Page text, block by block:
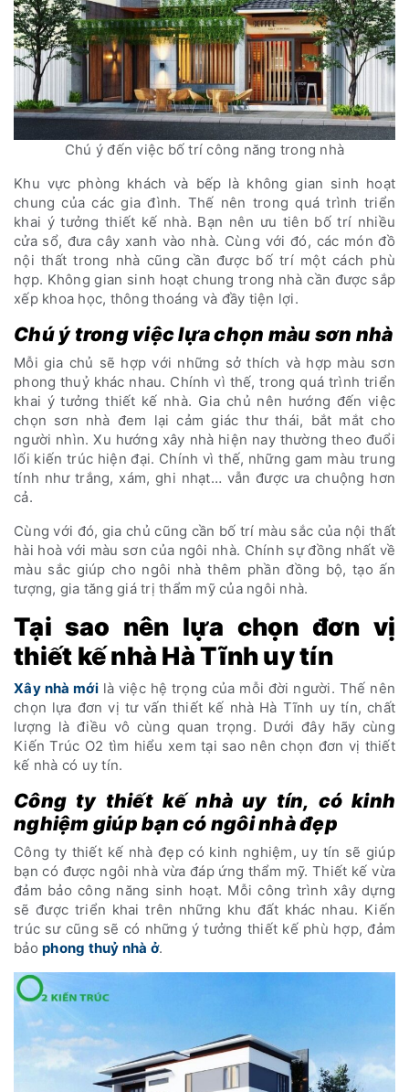
Chú ý đến việc bố trí công năng trong nhà
Khu vực phòng khách và bếp là không gian sinh hoạt
chung của các gia đình. Thế nên trong quá trình triển
khai ý tưởng thiết kế nhà. Bạn nên ưu tiên bố trí nhiều
cửa sổ, đưa cây xanh vào nhà. Cùng với đó, các món đồ
nội thất trong nhà cũng cần được bố trí một cách phù
hợp. Không gian sinh hoạt chung trong nhà cần được sắp
xếp khoa học, thông thoáng và đầy tiện lợi.
Chú ý trong việc lựa chọn màu sơn nhà
Mỗi gia chủ sẽ hợp với những sở thích và hợp màu sơn
phong thuỷ khác nhau. Chính vì thế, trong quá trình triển
khai ý tưởng thiết kế nhà. Gia chủ nên hướng đến việc
chọn sơn nhà đem lại cảm giác thư thái, bắt mắt cho
người nhìn. Xu hướng xây nhà hiện nay thường theo đuổi
lối kiến trúc hiện đại. Chính vì thế, những gam màu trung
tính như trắng, xám, ghi nhạt… vẫn được ưa chuộng hơn
cả.
Cùng với đó, gia chủ cũng cần bố trí màu sắc của nội thất
hài hoà với màu sơn của ngôi nhà. Chính sự đồng nhất về
màu sắc giúp cho ngôi nhà thêm phần đồng bộ, tạo ấn
tượng, gia tăng giá trị thẩm mỹ của ngôi nhà.
Tại sao nên lựa chọn đơn vị
thiết kế nhà Hà Tĩnh uy tín
Xây nhà mớilà việc hệ trọng của mỗi đời người. Thế nên
chọn lựa đơn vị tư vấn thiết kế nhà Hà Tĩnh uy tín, chất
lượng là điều vô cùng quan trọng. Dưới đây hãy cùng
Kiến Trúc O2 tìm hiểu xem tại sao nên chọn đơn vị thiết
kế nhà có uy tín.
Công ty thiết kế nhà uy tín, có kinh
nghiệm giúp bạn có ngôi nhà đẹp
Công ty thiết kế nhà đẹp có kinh nghiệm, uy tín sẽ giúp
bạn có được ngôi nhà vừa đáp ứng thẩm mỹ. Thiết kế vừa
đảm bảo công năng sinh hoạt. Mỗi công trình xây dựng
sẽ được triển khai trên những khu đất khác nhau. Kiến
trúc sư cũng sẽ có những ý tưởng thiết kế phù hợp, đảm
bảo phong thuỷ nhà ở.